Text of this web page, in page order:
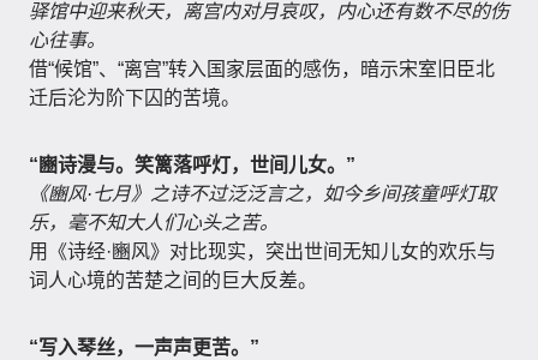
驿馆中迎来秋天，离宫内对月哀叹，内心还有数不尽的伤
心往事。
借“候馆”、“离宫”转入国家层面的感伤，暗示宋室旧臣北
迁后沦为阶下囚的苦境。
“豳诗漫与。笑篱落呼灯，世间儿女。”
《豳风·七月》之诗不过泛泛言之，如今乡间孩童呼灯取
乐，毫不知大人们心头之苦。
用《诗经·豳风》对比现实，突出世间无知儿女的欢乐与
词人心境的苦楚之间的巨大反差。
“写入琴丝，一声声更苦。”